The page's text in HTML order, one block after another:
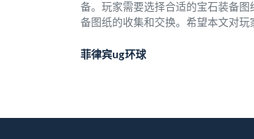
备。玩家需要选择合适的宝石装备
备图纸的收集和交换。希望本文对玩
菲律宾ug环球